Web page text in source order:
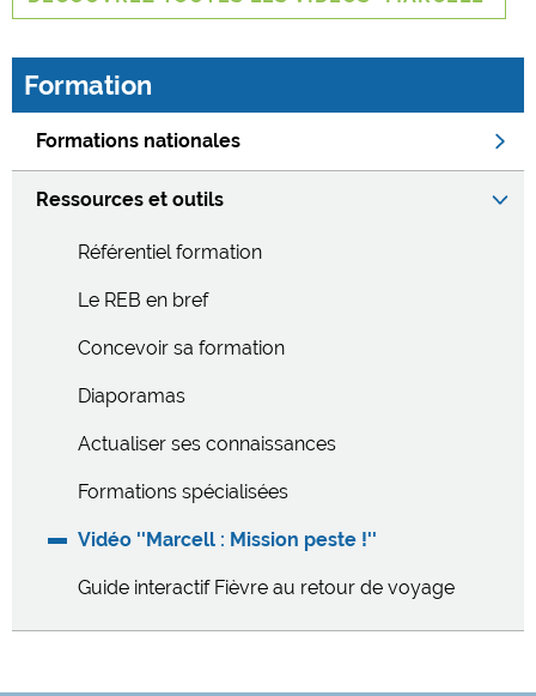
Formation
Formations nationales
Ressources et outils
Référentiel formation
Le REB en bref
Concevoir sa formation
Diaporamas
Actualiser ses connaissances
Formations spécialisées
Vidéo ''Marcell : Mission peste !''
Guide interactif Fièvre au retour de voyage